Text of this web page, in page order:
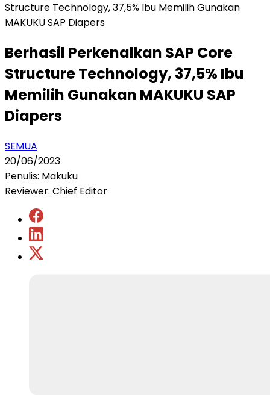
Structure Technology, 37,5% Ibu Memilih Gunakan
MAKUKU SAP Diapers
Berhasil Perkenalkan SAP Core
Structure Technology, 37,5% Ibu
Memilih Gunakan MAKUKU SAP
Diapers
SEMUA
20/06/2023
Penulis: Makuku
Reviewer: Chief Editor